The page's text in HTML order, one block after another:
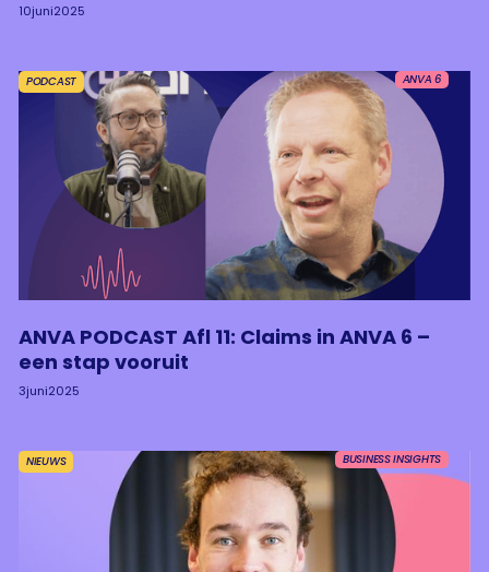
10juni2025
ANVA 6
PODCAST
ANVA PODCAST Afl 11: Claims in ANVA 6 –
een stap vooruit
3juni2025
BUSINESS INSIGHTS
NIEUWS